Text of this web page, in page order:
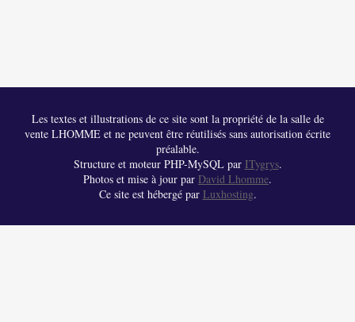
Les textes et illustrations de ce site sont la propriété de la salle de
vente LHOMME et ne peuvent être réutilisés sans autorisation écrite
préalable.
Structure et moteur PHP-MySQL par ITygrys.
Photos et mise à jour par David Lhomme.
Ce site est hébergé par Luxhosting.